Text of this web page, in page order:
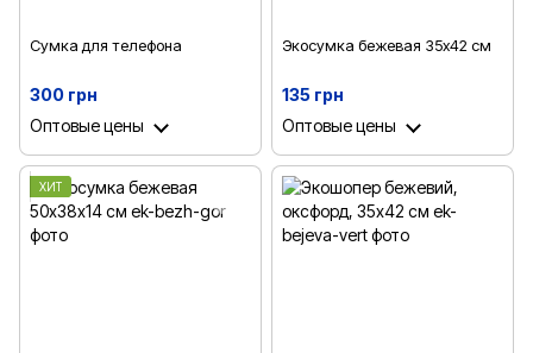
Сумка для телефона
300 грн
Оптовые цены
Экосумка бежевая 35х42 см
135 грн
Оптовые цены
ХИТ